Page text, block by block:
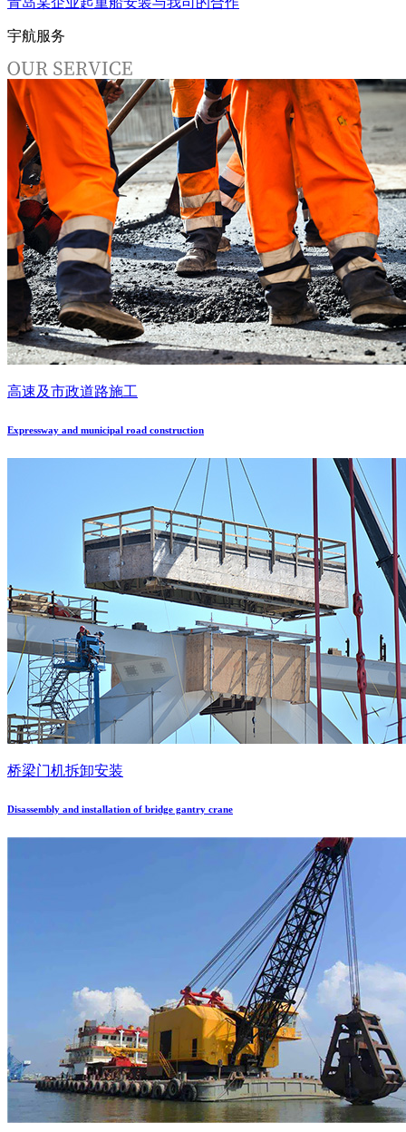
宇航服务
高速及市政道路施工
Expressway and municipal road construction
桥梁门机拆卸安装
Disassembly and installation of bridge gantry crane